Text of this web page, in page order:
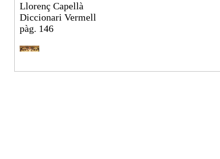
Llorenç Capellà
Diccionari Vermell
pàg. 146